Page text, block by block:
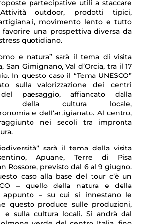
partecipative utili a staccare
outdoor, prodotti tipici,
movimento lento e tutto
una prospettiva diversa da
quotidiano.
e natura” sarà il tema di visita
San Gimignano, Val d’Orcia, tra il 17
In questo caso il “Tema UNESCO”
sulla valorizzazione dei centri
paesaggio, affiancato dalla
della cultura locale,
e dell’artigianato. Al centro,
nei secoli tra impronta
sarà il tema della visita
Apuane, Terre di Pisa
Rossore, previsto dal 6 al 9 giugno.
caso alla base del tour c’è un
– quello della natura e della
appunto – su cui si innestano le
questo produce sulle produzioni,
e sulla cultura locali. Si andrà dal